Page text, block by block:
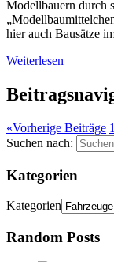
Modellbauern durch
hier auch Bausätze
Weiterlesen
«Vorherige Beiträge 1
Suchen nach:
Kategorien
Kategorien
Random Posts